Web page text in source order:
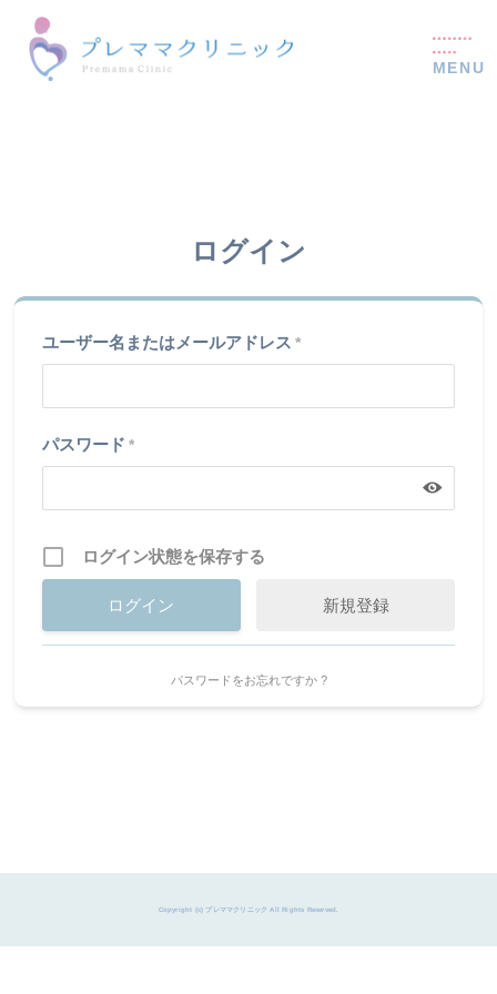
ログイン
ユーザー名またはメールアドレス *
パスワード *
ログイン状態を保存する
新規登録
パスワードをお忘れですか ?
Copyright (c) プレママクリニック All Rights Reserved.